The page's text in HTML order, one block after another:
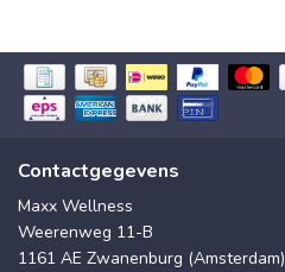
Contactgegevens
Maxx Wellness
Weerenweg 11-B
1161 AE Zwanenburg (Amsterdam)